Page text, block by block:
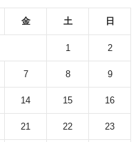
金 土 日
1 2
7 8 9
14 15 16
21 22 23